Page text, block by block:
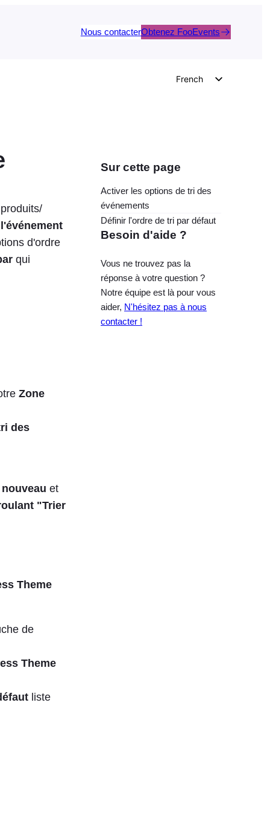
Nous contacterObtenez FooEvents
French
Polish
Czech
Greek
d'ordre
qui
Zone
des
et
"Trier
Theme
de
Theme
liste
Sur cette page
Activer les options de tri des
événements
Définir l'ordre de tri par défaut
Besoin d'aide ?
Vous ne trouvez pas la
réponse à votre question ?
Notre équipe est là pour vous
aider, N'hésitez pas à nous
contacter !